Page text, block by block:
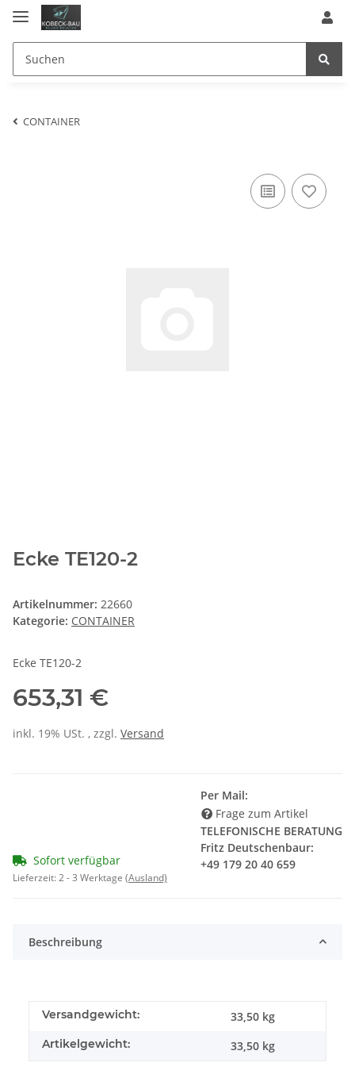
CONTAINER
Ecke TE120-2
Artikelnummer: 22660
Kategorie: CONTAINER
Ecke TE120-2
653,31 €
inkl. 19% USt. , zzgl. Versand
Sofort verfügbar
Lieferzeit:2 - 3 Werktage (Ausland)
Per Mail:
Frage zum Artikel
TELEFONISCHE BERATUNG
Fritz Deutschenbaur:
+49 179 20 40 659
Beschreibung
Versandgewicht: 33,50 kg
Artikelgewicht: 33,50 kg